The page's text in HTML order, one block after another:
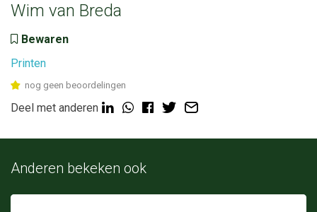
Wim van Breda
Bewaren
Printen
nog geen beoordelingen
Deel met anderen
Anderen bekeken ook